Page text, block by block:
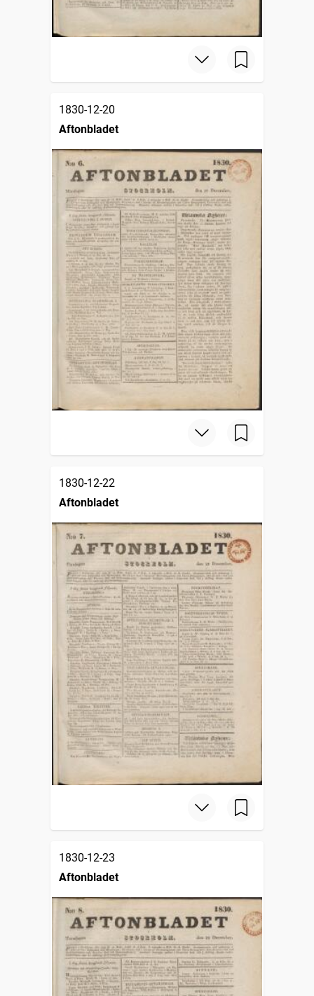
1830-12-20
Aftonbladet
1830-12-22
Aftonbladet
1830-12-23
Aftonbladet